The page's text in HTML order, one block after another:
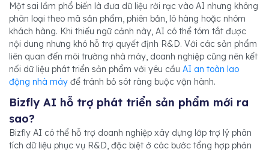
Một sai lầm phổ biến là đưa dữ liệu rời rạc vào AI nhưng không
phân loại theo mã sản phẩm, phiên bản, lô hàng hoặc nhóm
khách hàng. Khi thiếu ngữ cảnh này, AI có thể tóm tắt được
nội dung nhưng khó hỗ trợ quyết định R&D. Với các sản phẩm
liên quan đến môi trường nhà máy, doanh nghiệp cũng nên kết
nối dữ liệu phát triển sản phẩm với yêu cầu AI an toàn lao
động nhà máy để tránh bỏ sót ràng buộc vận hành.
Bizfly AI hỗ trợ phát triển sản phẩm mới ra
sao?
Bizfly AI có thể hỗ trợ doanh nghiệp xây dựng lớp trợ lý phân
tích dữ liệu phục vụ R&D, đặc biệt ở các bước tổng hợp phản